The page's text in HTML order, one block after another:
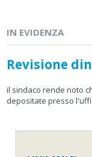
IN EVIDENZA
Revisione
il sindaco rende noto
depositate presso